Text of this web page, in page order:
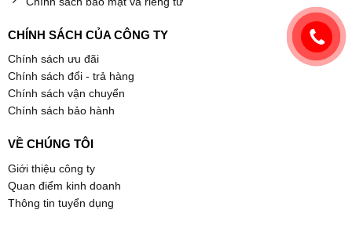
CHÍNH SÁCH CỦA CÔNG TY
Chính sách ưu đãi
Chính sách đổi - trả hàng
Chính sách vận chuyển
Chính sách bảo hành
VỀ CHÚNG TÔI
Giới thiệu công ty
Quan điểm kinh doanh
Thông tin tuyển dụng